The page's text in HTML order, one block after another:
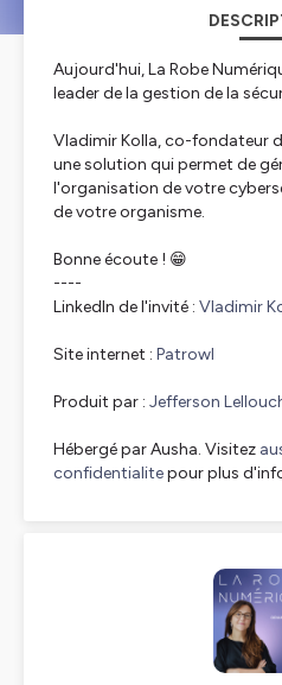
Aujourd'hui, La Robe
leader de la gestion de la
Vladimir Kolla, co-fondateur
une solution qui permet de
l'organisation de votre
de votre organisme.
Bonne écoute ! 😁
----
LinkedIn de l'invité : Vladimir
Site internet : Patrowl
Produit par : Jefferson
Hébergé par Ausha. Visitez
confidentialitepour plus